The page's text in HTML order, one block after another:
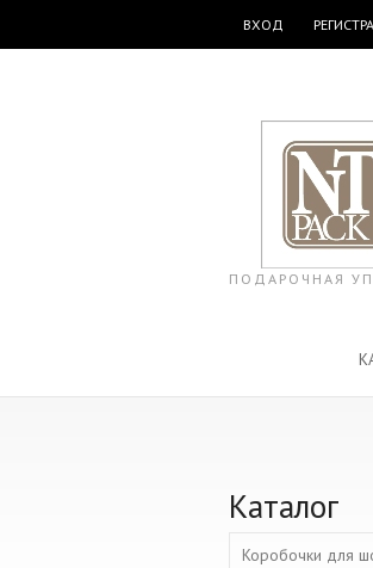
ВХОД
ПОДАРОЧНАЯ
Каталог
Коробочки для